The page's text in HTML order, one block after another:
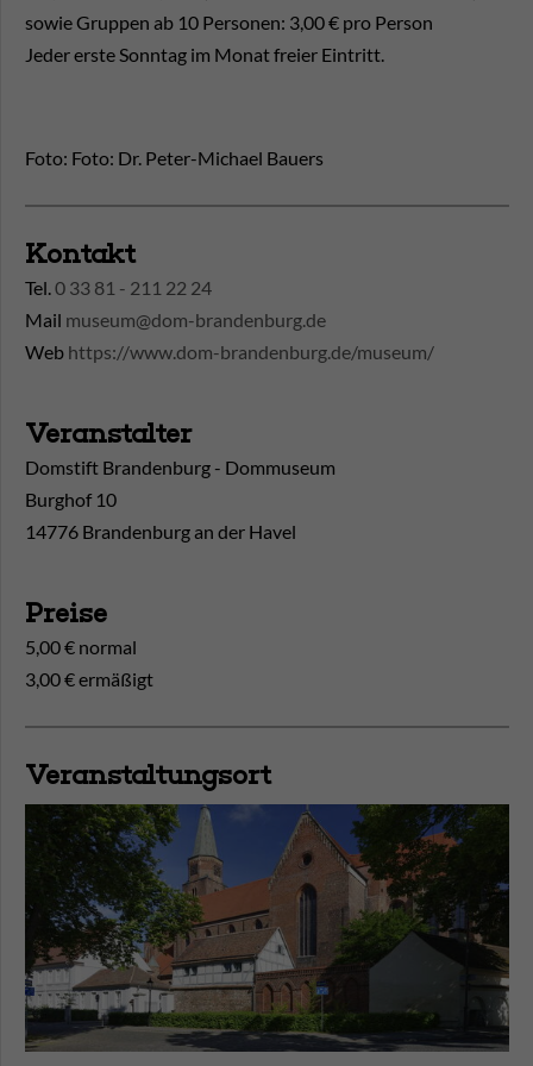
sowie Gruppen ab 10 Personen: 3,00 € pro Person
Jeder erste Sonntag im Monat freier Eintritt.
Foto: Foto: Dr. Peter-Michael Bauers
Kontakt
Tel.0 33 81 - 211 22 24
Mail museum@dom-brandenburg.de
Web https://www.dom-brandenburg.de/museum/
Veranstalter
Domstift Brandenburg - Dommuseum
Burghof 10
14776 Brandenburg an der Havel
Preise
5,00 € normal
3,00 € ermäßigt
Veranstaltungsort